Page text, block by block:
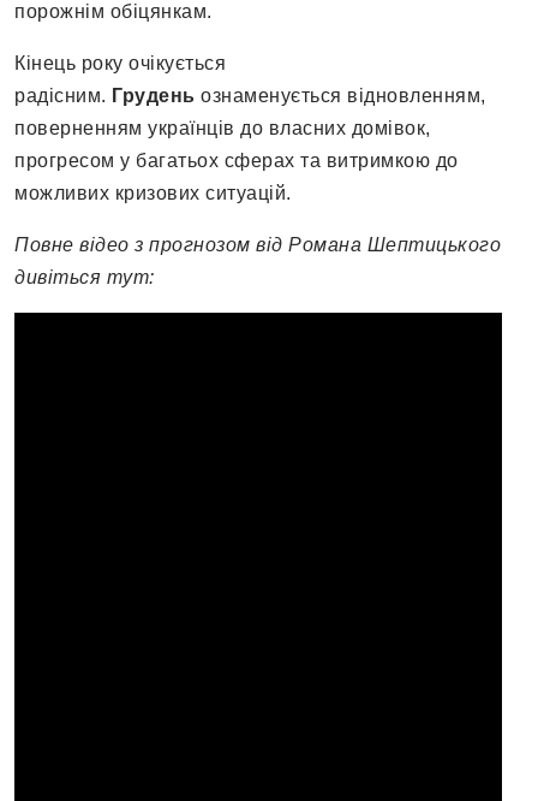
порожнім обіцянкам.
Кінець року очікується
радісним. Грудень ознаменується відновленням,
поверненням українців до власних домівок,
прогресом у багатьох сферах та витримкою до
можливих кризових ситуацій.
Повне відео з прогнозом від Романа Шептицького
дивіться тут: